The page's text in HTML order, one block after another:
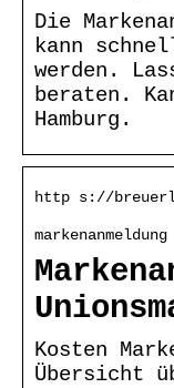
Die
kann
werden.
beraten.
Hamburg.
http s://
markenanmeldung
Kosten
Übersicht